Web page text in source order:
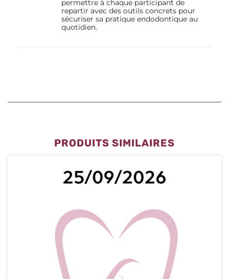
permettre à chaque participant de
repartir avec des outils concrets pour
sécuriser sa pratique endodontique au
quotidien.
PRODUITS SIMILAIRES